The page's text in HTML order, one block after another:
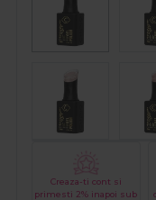
Creaza-ti cont si
primesti 2% inapoi sub